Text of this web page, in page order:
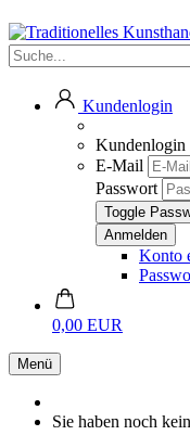
Kundenlogin
Kundenlogin
E-Mail
Passwort
Toggle
Konto
0,00 EUR
Menü
Sie haben noch